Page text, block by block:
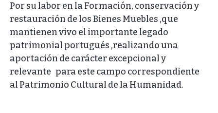
Por su labor en la Formación, conservación y
restauración de los Bienes Muebles ,que
mantienen vivo el importante legado
patrimonial portugués ,realizando una
aportación de carácter excepcional y
relevante para este campo correspondiente
al Patrimonio Cultural de la Humanidad.